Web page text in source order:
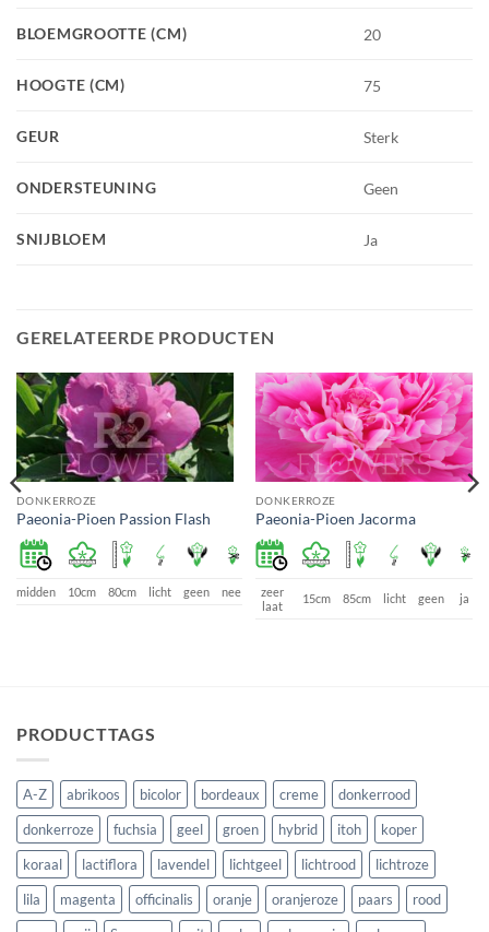
BLOEMGROOTTE (CM) 20
HOOGTE (CM) 75
GEUR Sterk
ONDERSTEUNING Geen
SNIJBLOEM Ja
GERELATEERDE PRODUCTEN
DONKERROZE
Paeonia-Pioen Passion Flash
midden 10cm 80cm licht geen nee
DONKERROZE
Paeonia-Pioen Jacorma
zeer
laat
15cm 85cm licht geen ja
PRODUCTTAGS
A-Z abrikoos bicolor bordeaux creme
donkerrood
donkerroze
fuchsia geel groen hybrid itoh
koper
koraal
lactiflora lavendel lichtgeel lichtrood
lichtroze
lila
magenta officinalis oranje oranjeroze paars
rood